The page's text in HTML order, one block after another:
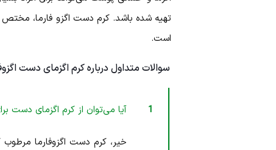
تهیه شده باشد. کرم دست اگزو فارما،
است.
سوالات متداول درباره کرم اگزمای دست
1 آیا می‌توان از کرم اگزمای دست
خیر، کرم دست اگزوفارما